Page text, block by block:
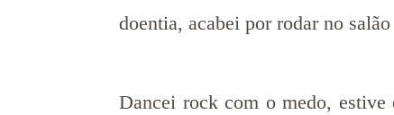
doentia, acabei por rodar no
Dancei rock com o medo,